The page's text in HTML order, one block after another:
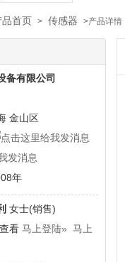
品首页 > 传感器 >产品详情
备有限公司
金山区
年
女士(销售)
看 马上登陆» 马上